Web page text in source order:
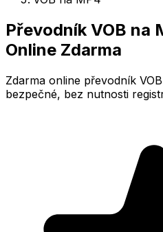
Převodník VOB na
Online Zdarma
Zdarma online převodník
bezpečné, bez nutnosti